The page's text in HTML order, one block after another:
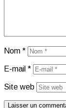
Nom *
E-mail *
Site web